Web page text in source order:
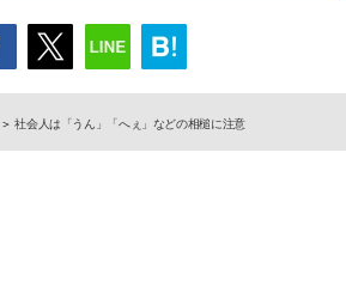
社会人は「うん」「へぇ」などの相槌に注意